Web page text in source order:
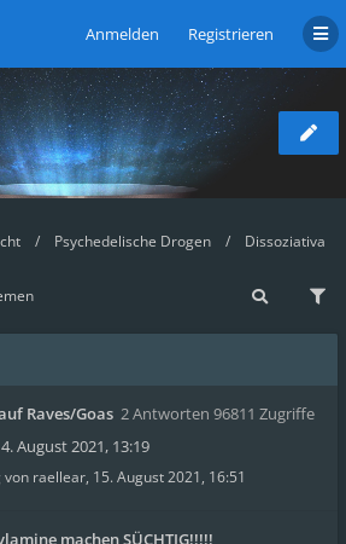
Anmelden Registrieren
Psychedelische Drogen Dissoziativa
Raves/Goas 2 Antworten 96811 Zugriffe
August 2021, 13:19
von raellear, 15. August 2021, 16:51
machen SÜCHTIG!!!!!